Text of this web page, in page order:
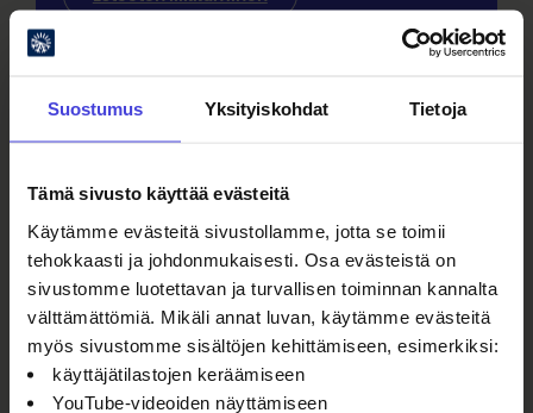
Suostumus Yksityiskohdat Tietoja
Tämä sivusto käyttää evästeitä
Käytämme evästeitä sivustollamme, jotta se toimii
tehokkaasti ja johdonmukaisesti. Osa evästeistä on
sivustomme luotettavan ja turvallisen toiminnan kannalta
välttämättömiä. Mikäli annat luvan, käytämme evästeitä
myös sivustomme sisältöjen kehittämiseen, esimerkiksi:
käyttäjätilastojen keräämiseen
YouTube-videoiden näyttämiseen
Esteetön liikkuminen
liikkumisen kannalta hyvin toimiva.
lisäksi erilaisin järjestelyin
(ks.kampuskartat). Mm. pääoven 2T
kautta on esteetön kulku.
Kontinkankaan kampuksen